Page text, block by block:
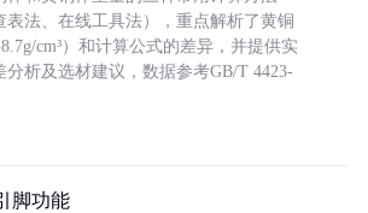
表法、在线工具法），重点解析了黄铜
cm³）和计算公式的差异，并提供实
分析及选材建议，数据参考GB/T 4423-
脚功能